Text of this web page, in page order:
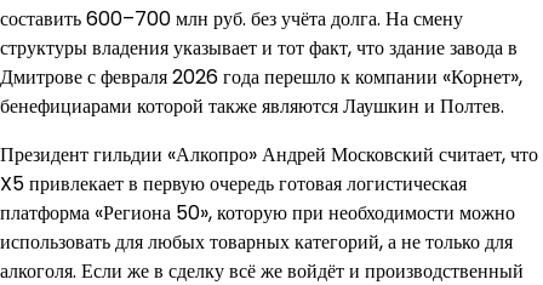
составить 600–700 млн руб. без учёта долга. На смену
структуры владения указывает и тот факт, что здание завода в
Дмитрове с февраля 2026 года перешло к компании «Корнет»,
бенефициарами которой также являются Лаушкин и Полтев.
Президент гильдии «Алкопро» Андрей Московский считает, что
X5 привлекает в первую очередь готовая логистическая
платформа «Региона 50», которую при необходимости можно
использовать для любых товарных категорий, а не только для
алкоголя. Если же в сделку всё же войдёт и производственный